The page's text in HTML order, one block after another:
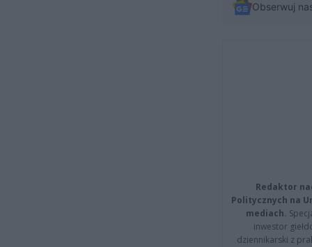
Obserwuj
Redaktor
Politycznych na
mediach.
inwestor
dziennikarski z